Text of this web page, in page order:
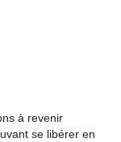
à revenir
se libérer en